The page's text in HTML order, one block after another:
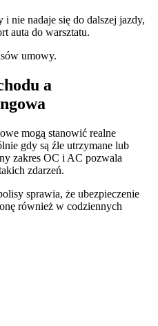
i nie nadaje się do dalszej jazdy,
auta do warsztatu.
umowy.
a
mogą stanowić realne
gdy są źle utrzymane lub
zakres OC i AC pozwala
zdarzeń.
sprawia, że ubezpieczenie
również w codziennych